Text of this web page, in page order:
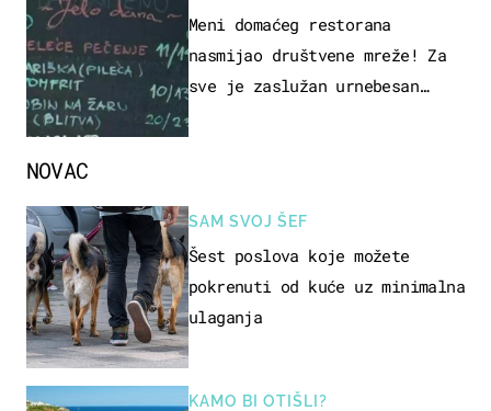
Meni domaćeg restorana
nasmijao društvene mreže! Za
sve je zaslužan urnebesan
NOVAC
SAM SVOJ ŠEF
Šest poslova koje možete
pokrenuti od kuće uz minimalna
ulaganja
KAMO BI OTIŠLI?